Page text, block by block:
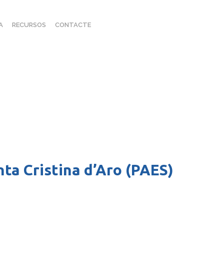
RECURSOS CONTACTE
Cristina d’Aro (PAES)